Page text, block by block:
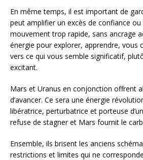
En même temps, il est important de
peut amplifier un excès de confiance ou
mouvement trop rapide, sans ancrage
énergie pour explorer, apprendre, vous
vers ce qui vous semble significatif,
excitant.
Mars et Uranus en conjonction offrent
d’avancer. Ce sera une énergie
libératrice, perturbatrice et porteuse
refuse de stagner et Mars fournit le
Ensemble, ils brisent les anciens
restrictions et limites qui ne